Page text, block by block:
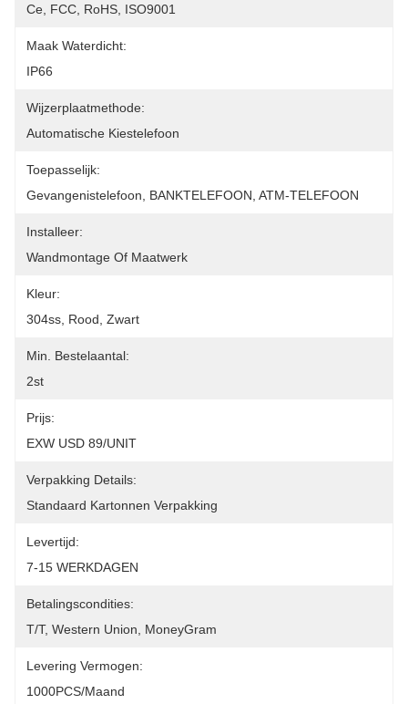
Ce, FCC, RoHS, ISO9001
Maak Waterdicht:
IP66
Wijzerplaatmethode:
Automatische Kiestelefoon
Toepasselijk:
Gevangenistelefoon, BANKTELEFOON, ATM-TELEFOON
Installeer:
Wandmontage Of Maatwerk
Kleur:
304ss, Rood, Zwart
Min. Bestelaantal:
2st
Prijs:
EXW USD 89/UNIT
Verpakking Details:
Standaard Kartonnen Verpakking
Levertijd:
7-15 WERKDAGEN
Betalingscondities:
T/T, Western Union, MoneyGram
Levering Vermogen:
1000PCS/maand